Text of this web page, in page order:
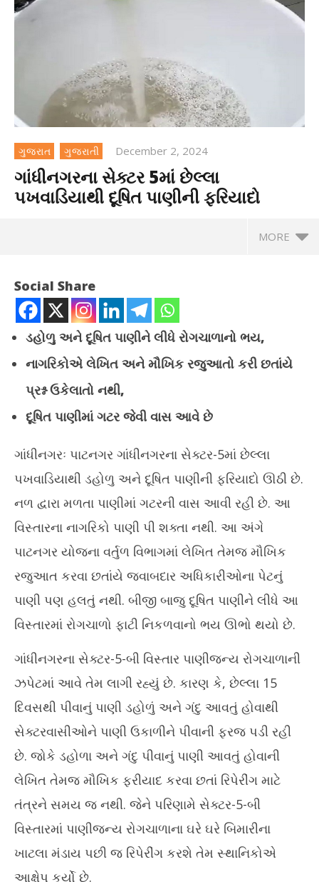
ગુજરાત ગુજરાતી December 2, 2024
ગાંધીનગરના સેક્ટર 5માં છેલ્લા
પખવાડિયાથી દૂષિત પાણીની ફરિયાદો
MORE
NOW VIEWING
ગાંધીનગરના સેક્ટર 5માં છેલ્લા પખવાડિયાથી દૂષિત પાણીની ફરિયાદો
December
Social Share
ડહોળુ અને દૂષિત પાણીને લીધે રોગચાળાનો ભય,
નાગરિકોએ લેખિત અને મૌખિક રજુઆતો કરી છતાંયે
પ્રશ્ન ઉકેલાતો નથી,
દૂષિત પાણીમાં ગટર જેવી વાસ આવે છે
ગાંધીનગરઃ પાટનગર ગાંધીનગરના સેક્ટર-5માં છેલ્લા
પખવાડિયાથી ડહોળુ અને દૂષિત પાણીની ફરિયાદો ઊઠી છે.
નળ દ્વારા મળતા પાણીમાં ગટરની વાસ આવી રહી છે. આ
વિસ્તારના નાગરિકો પાણી પી શક્તા નથી. આ અંગે
પાટનગર યોજના વર્તુળ વિભાગમાં લેખિત તેમજ મૌખિક
રજુઆત કરવા છતાંયે જવાબદાર અધિકારીઓના પેટનું
પાણી પણ હલતું નથી. બીજી બાજુ દૂષિત પાણીને લીધે આ
વિસ્તારમાં રોગચાળો ફાટી નિકળવાનો ભય ઊભો થયો છે.
ગાંધીનગરના સેક્ટર-5-બી વિસ્તાર પાણીજન્ય રોગચાળાની
ઝપેટમાં આવે તેમ લાગી રહ્યું છે. કારણ કે, છેલ્લા 15
દિવસથી પીવાનું પાણી ડહોળું અને ગંદુ આવતું હોવાથી
સેક્ટરવાસીઓને પાણી ઉકાળીને પીવાની ફરજ પડી રહી
છે. જોકે ડહોળા અને ગંદુ પીવાનું પાણી આવતું હોવાની
લેખિત તેમજ મૌખિક ફરીયાદ કરવા છતાં રિપેરીંગ માટે
તંત્રને સમય જ નથી. જેને પરિણામે સેક્ટર-5-બી
વિસ્તારમાં પાણીજન્ય રોગચાળાના ઘરે ઘરે બિમારીના
ખાટલા મંડાય પછી જ રિપેરીંગ કરશે તેમ સ્થાનિકોએ
આક્ષેપ કર્યો છે.